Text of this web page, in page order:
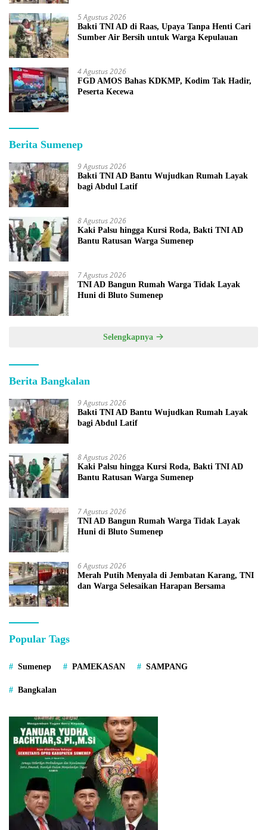
5 Agustus 2026
Bakti TNI AD di Raas, Upaya Tanpa Henti Cari
Sumber Air Bersih untuk Warga Kepulauan
4 Agustus 2026
FGD AMOS Bahas KDKMP, Kodim Tak Hadir,
Peserta Kecewa
Berita Sumenep
9 Agustus 2026
Bakti TNI AD Bantu Wujudkan Rumah Layak
bagi Abdul Latif
8 Agustus 2026
Kaki Palsu hingga Kursi Roda, Bakti TNI AD
Bantu Ratusan Warga Sumenep
7 Agustus 2026
TNI AD Bangun Rumah Warga Tidak Layak
Huni di Bluto Sumenep
Selengkapnya
Berita Bangkalan
9 Agustus 2026
Bakti TNI AD Bantu Wujudkan Rumah Layak
bagi Abdul Latif
8 Agustus 2026
Kaki Palsu hingga Kursi Roda, Bakti TNI AD
Bantu Ratusan Warga Sumenep
7 Agustus 2026
TNI AD Bangun Rumah Warga Tidak Layak
Huni di Bluto Sumenep
6 Agustus 2026
Merah Putih Menyala di Jembatan Karang, TNI
dan Warga Selesaikan Harapan Bersama
Popular Tags
Sumenep PAMEKASAN SAMPANG
Bangkalan